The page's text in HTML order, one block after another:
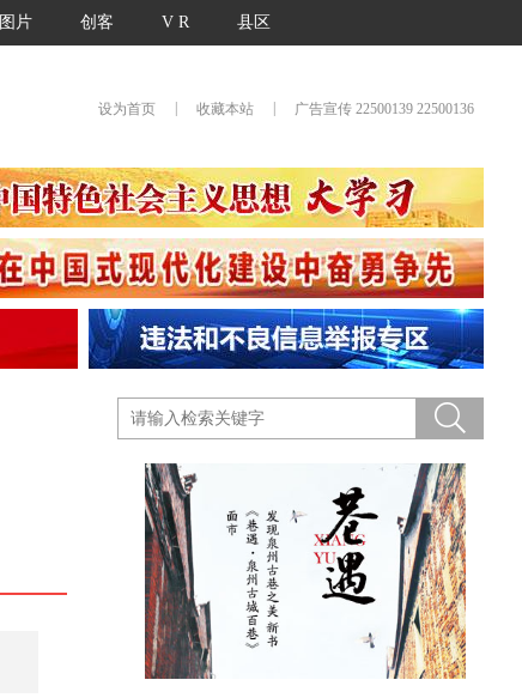
图片 创客 V R 县区
设为首页 收藏本站 广告宣传 22500139 22500136